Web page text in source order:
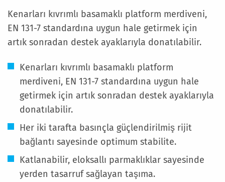
Kenarları kıvrımlı basamaklı platform merdiveni,
EN 131-7 standardına uygun hale getirmek için
artık sonradan destek ayaklarıyla donatılabilir.
Kenarları kıvrımlı basamaklı platform
merdiveni, EN 131-7 standardına uygun hale
getirmek için artık sonradan destek ayaklarıyla
donatılabilir.
Her iki tarafta basınçla güçlendirilmiş rijit
bağlantı sayesinde optimum stabilite.
Katlanabilir, eloksallı parmaklıklar sayesinde
yerden tasarruf sağlayan taşıma.